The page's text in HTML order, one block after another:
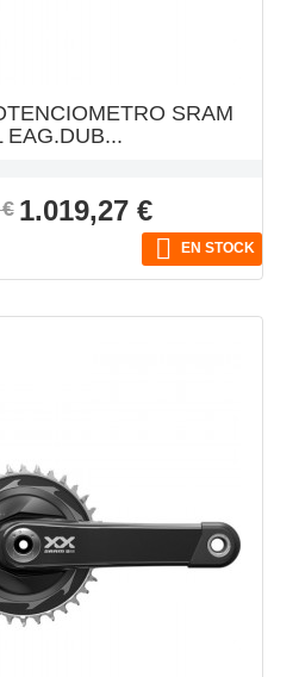
SRAM
EAG.DUB...
Precio
1.019,27 €
 EN STOCK